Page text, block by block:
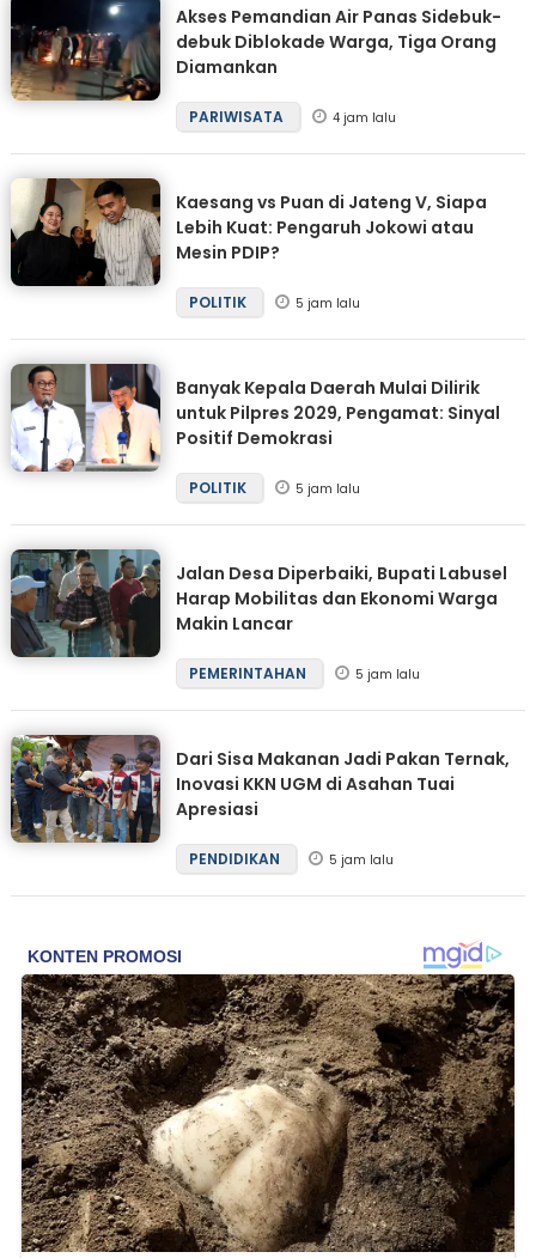
Akses Pemandian Air Panas Sidebuk-
debuk Diblokade Warga, Tiga Orang
Diamankan
PARIWISATA 4 jam lalu
Kaesang vs Puan di Jateng V, Siapa
Lebih Kuat: Pengaruh Jokowi atau
Mesin PDIP?
POLITIK 5 jam lalu
Banyak Kepala Daerah Mulai Dilirik
untuk Pilpres 2029, Pengamat: Sinyal
Positif Demokrasi
POLITIK 5 jam lalu
Jalan Desa Diperbaiki, Bupati Labusel
Harap Mobilitas dan Ekonomi Warga
Makin Lancar
PEMERINTAHAN 5 jam lalu
Dari Sisa Makanan Jadi Pakan Ternak,
Inovasi KKN UGM di Asahan Tuai
Apresiasi
PENDIDIKAN 5 jam lalu